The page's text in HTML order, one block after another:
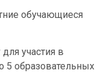
обучающиеся
участия в
5 образовательных